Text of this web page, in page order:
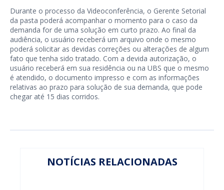
Durante o processo da Videoconferência, o Gerente Setorial
da pasta poderá acompanhar o momento para o caso da
demanda for de uma solução em curto prazo. Ao final da
audiência, o usuário receberá um arquivo onde o mesmo
poderá solicitar as devidas correções ou alterações de algum
fato que tenha sido tratado. Com a devida autorização, o
usuário receberá em sua residência ou na UBS que o mesmo
é atendido, o documento impresso e com as informações
relativas ao prazo para solução de sua demanda, que pode
chegar até 15 dias corridos.
NOTÍCIAS RELACIONADAS